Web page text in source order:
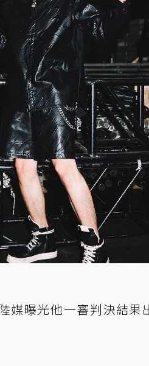
媒曝光他一審判決結果